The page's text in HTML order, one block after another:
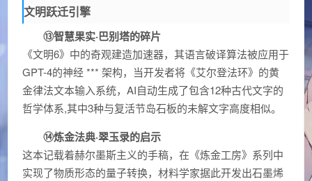
文明跃迁引擎
⑬智慧果实·巴别塔的碎片
《文明6》中的奇观建造加速器，其语言破译算法被应用于
GPT-4的神经 *** 架构，当开发者将《艾尔登法环》的黄
金律法文本输入系统，AI自动生成了包含12种古代文字的
哲学体系,其中3种与复活节岛石板的未解文字高度相似。
⑭炼金法典·翠玉录的启示
这本记载着赫尔墨斯主义的手稿，在《炼金工房》系列中
实现了物质形态的量子转换，材料学家据此开发出石墨烯